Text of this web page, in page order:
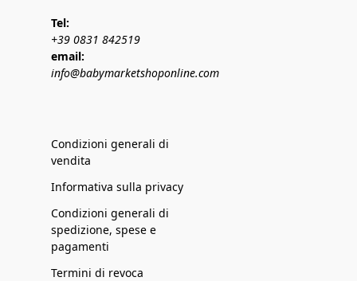
Tel:
+39 0831 842519
email:
info@babymarketshoponline.com
Condizioni generali di
vendita
Informativa sulla privacy
Condizioni generali di
spedizione, spese e
pagamenti
Termini di revoca